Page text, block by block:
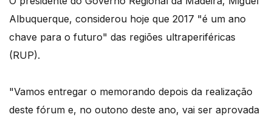
Albuquerque, considerou hoje que 2017 "é um ano
chave para o futuro" das regiões ultraperiféricas
(RUP).
"Vamos entregar o memorando depois da realização
deste fórum e, no outono deste ano, vai ser aprovada